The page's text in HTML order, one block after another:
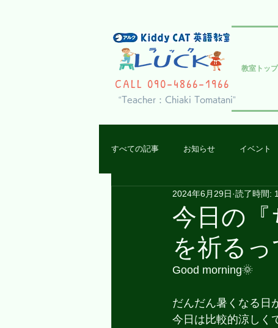
CALL 090-4866-1966
教室トップ
“Teacher : Chiaki Tomatani”
すべての記事 お知らせ イベント
レッスンの様子
今日の
を祈るっ
2024年6月29日 読了時間:
Good morning🌞
だんだん暑くなる日
今日は比較的涼しく